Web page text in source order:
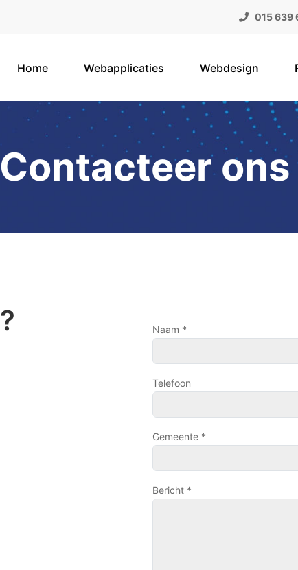
015 639
Home Webapplicaties Webdesign
Contacteer ons
?
Naam *
Telefoon
Gemeente *
Bericht *